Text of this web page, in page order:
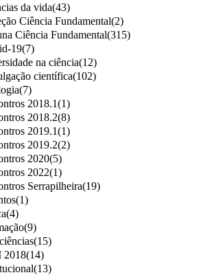
da vida(43)
Ciência Fundamental(2)
Ciência Fundamental(315)
19(7)
na ciência(12)
científica(102)
(7)
2018.1(1)
2018.2(8)
2019.1(1)
2019.2(2)
2020(5)
2022(1)
Serrapilheira(19)
(1)
(4)
(9)
(15)
2018(14)
(13)